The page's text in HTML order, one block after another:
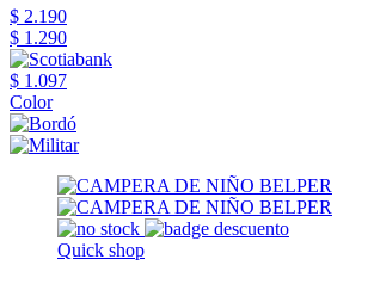
$ 2.190
$ 1.290
$ 1.097
Color
Quick shop